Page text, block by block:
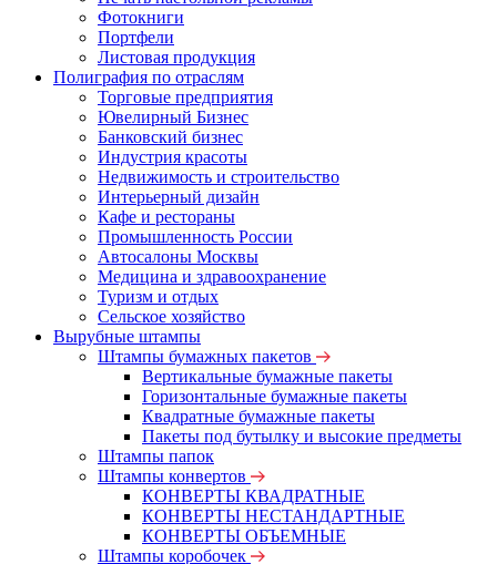
Фотокниги
Портфели
Листовая продукция
Полиграфия по отраслям
Торговые предприятия
Ювелирный Бизнес
Банковский бизнес
Индустрия красоты
Недвижимость и строительство
Интерьерный дизайн
Кафе и рестораны
Промышленность России
Автосалоны Москвы
Медицина и здравоохранение
Туризм и отдых
Сельское хозяйство
Вырубные штампы
Штампы бумажных пакетов
Вертикальные бумажные пакеты
Горизонтальные бумажные пакеты
Квадратные бумажные пакеты
Пакеты под бутылку и высокие предметы
Штампы папок
Штампы конвертов
КОНВЕРТЫ КВАДРАТНЫЕ
КОНВЕРТЫ НЕСТАНДАРТНЫЕ
КОНВЕРТЫ ОБЪЕМНЫЕ
Штампы коробочек